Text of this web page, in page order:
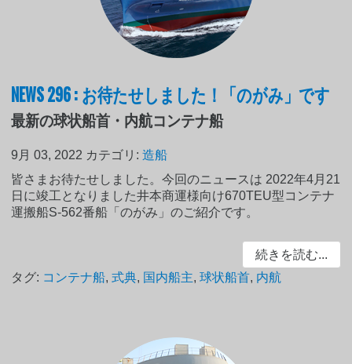
NEWS 296 : お待たせしました！「のがみ」です
最新の球状船首・内航コンテナ船
9月 03, 2022 カテゴリ:造船
皆さまお待たせしました。今回のニュースは 2022年4月21
日に竣工となりました井本商運様向け670TEU型コンテナ
運搬船S-562番船「のがみ」のご紹介です。
続きを読む...
タグ: コンテナ船,式典, 国内船主,球状船首, 内航